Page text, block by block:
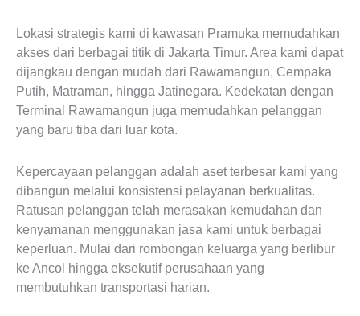
Lokasi strategis kami di kawasan Pramuka memudahkan
akses dari berbagai titik di Jakarta Timur. Area kami dapat
dijangkau dengan mudah dari Rawamangun, Cempaka
Putih, Matraman, hingga Jatinegara. Kedekatan dengan
Terminal Rawamangun juga memudahkan pelanggan
yang baru tiba dari luar kota.
Kepercayaan pelanggan adalah aset terbesar kami yang
dibangun melalui konsistensi pelayanan berkualitas.
Ratusan pelanggan telah merasakan kemudahan dan
kenyamanan menggunakan jasa kami untuk berbagai
keperluan. Mulai dari rombongan keluarga yang berlibur
ke Ancol hingga eksekutif perusahaan yang
membutuhkan transportasi harian.